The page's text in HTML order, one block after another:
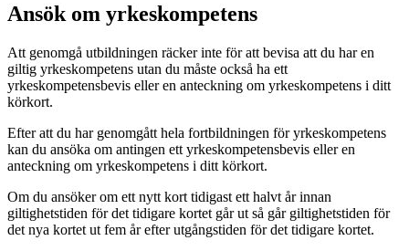
Ansök om yrkeskompetens
Att genomgå utbildningen räcker inte för att bevisa att du har en
giltig yrkeskompetens utan du måste också ha ett
yrkeskompetensbevis eller en anteckning om yrkeskompetens i ditt
körkort.
Efter att du har genomgått hela fortbildningen för yrkeskompetens
kan du ansöka om antingen ett yrkeskompetensbevis eller en
anteckning om yrkeskompetens i ditt körkort.
Om du ansöker om ett nytt kort tidigast ett halvt år innan
giltighetstiden för det tidigare kortet går ut så går giltighetstiden för
det nya kortet ut fem år efter utgångstiden för det tidigare kortet.